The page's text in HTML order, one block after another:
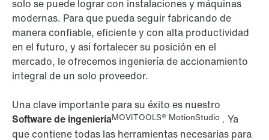
solo se puede lograr con instalaciones y máquinas
modernas. Para que pueda seguir fabricando de
manera confiable, eficiente y con alta productividad
en el futuro, y así fortalecer su posición en el
mercado, le ofrecemos ingeniería de accionamiento
integral de un solo proveedor.
Una clave importante para su éxito es nuestro
Software de ingenieríaMOVITOOLS® MotionStudio . Ya
que contiene todas las herramientas necesarias para